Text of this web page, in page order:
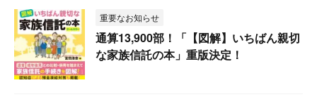
重要なお知らせ
通算13,900部！「【図解】いちばん親切
な家族信託の本」重版決定！